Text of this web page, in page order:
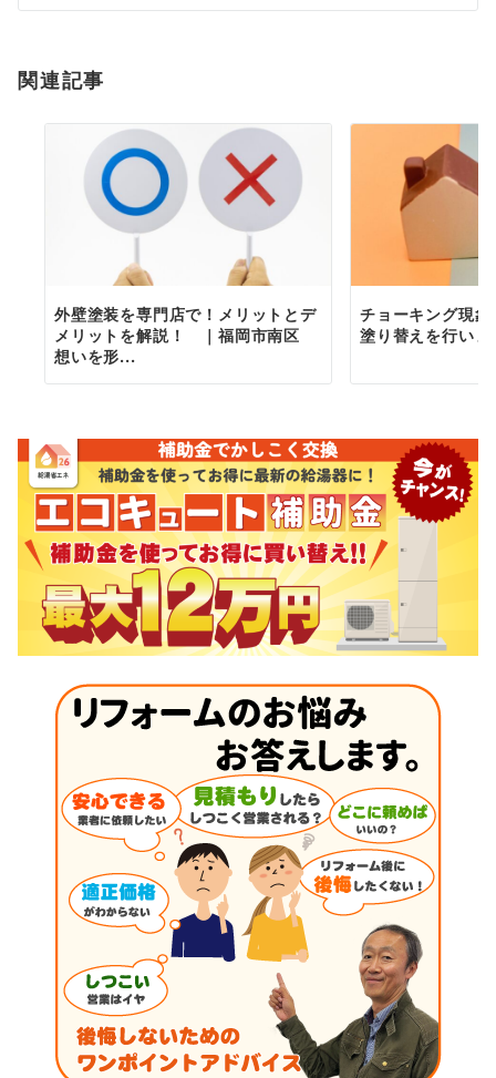
シ
ン
関連記事
外壁塗装を専門店で！メリットとデ
メリットを解説！ ｜福岡市南区
想いを形...
チョーキング現
塗り替えを行いま